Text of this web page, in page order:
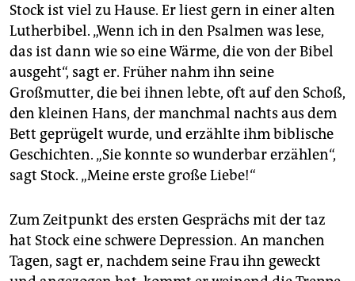
Stock ist viel zu Hause. Er liest gern in einer alten
Lutherbibel. „Wenn ich in den Psalmen was lese,
das ist dann wie so eine Wärme, die von der Bibel
ausgeht“, sagt er. Früher nahm ihn seine
Großmutter, die bei ihnen lebte, oft auf den Schoß,
den kleinen Hans, der manchmal nachts aus dem
Bett geprügelt wurde, und erzählte ihm biblische
Geschichten. „Sie konnte so wunderbar erzählen“,
sagt Stock. „Meine erste große Liebe!“
Zum Zeitpunkt des ersten Gesprächs mit der taz
hat Stock eine schwere Depression. An manchen
Tagen, sagt er, nachdem seine Frau ihn geweckt